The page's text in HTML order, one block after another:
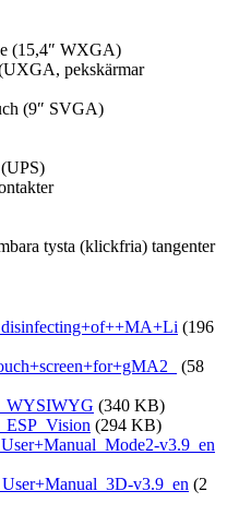
(15,4″ WXGA)
pekskärmar
(9″ SVGA)
tysta (klickfria) tangenter
(196
(58
(340 KB)
(294 KB)
v3.9_en
v3.9_en (2